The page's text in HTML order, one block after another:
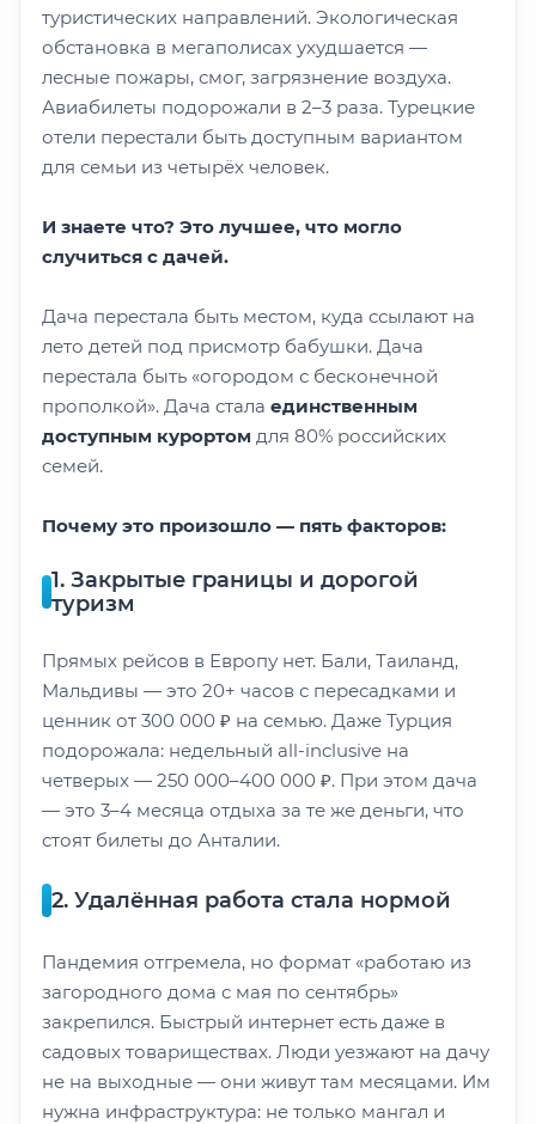
туристических направлений. Экологическая
обстановка в мегаполисах ухудшается —
лесные пожары, смог, загрязнение воздуха.
Авиабилеты подорожали в 2–3 раза. Турецкие
отели перестали быть доступным вариантом
для семьи из четырёх человек.
И знаете что? Это лучшее, что могло
случиться с дачей.
Дача перестала быть местом, куда ссылают на
лето детей под присмотр бабушки. Дача
перестала быть «огородом с бесконечной
прополкой». Дача стала единственным
доступным курортом для 80% российских
семей.
Почему это произошло — пять факторов:
1. Закрытые границы и дорогой
туризм
Прямых рейсов в Европу нет. Бали, Таиланд,
Мальдивы — это 20+ часов с пересадками и
ценник от 300 000 ₽ на семью. Даже Турция
подорожала: недельный all-inclusive на
четверых — 250 000–400 000 ₽. При этом дача
— это 3–4 месяца отдыха за те же деньги, что
стоят билеты до Анталии.
2. Удалённая работа стала нормой
Пандемия отгремела, но формат «работаю из
загородного дома с мая по сентябрь»
закрепился. Быстрый интернет есть даже в
садовых товариществах. Люди уезжают на дачу
не на выходные — они живут там месяцами. Им
нужна инфраструктура: не только мангал и